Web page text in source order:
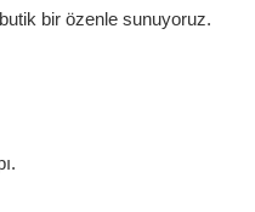
bir özenle sunuyoruz.